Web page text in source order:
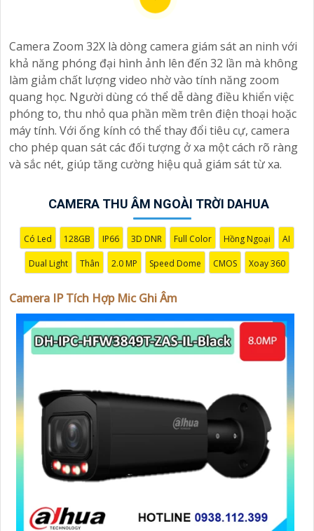
sắc nét. Với công nghệ tiên tiến, sản phẩm này mang
đến khả năng quan sát và nghe rõ ràng mọi hoạt động
xung quanh. Cảm biến chất lượng cao giúp tái tạo màu
sắc chính xác, đồng thời mic ghi âm tích hợp cho phép
người dùng thấu hiểu từng chi tiết với âm thanh sống
động. Sự kết hợp hoàn hảo giữa hình ảnh và âm thanh
không chỉ nâng cao trải nghiệm giám sát mà còn tăng
cường tính hiệu quả trong việc bảo vệ và giám sát tài
này, đồng hành đáng tin cậy để bảo vệ ngôi nhà và
Camera Zoom 32X là dòng camera giám sát an ninh với
khả năng phóng đại hình ảnh lên đến 32 lần mà không
làm giảm chất lượng video nhờ vào tính năng zoom
quang học. Người dùng có thể dễ dàng điều khiển việc
phóng to, thu nhỏ qua phần mềm trên điện thoại hoặc
máy tính. Với ống kính có thể thay đổi tiêu cự, camera
cho phép quan sát các đối tượng ở xa một cách rõ ràng
và sắc nét, giúp tăng cường hiệu quả giám sát từ xa.
CAMERA THU ÂM NGOÀI TRỜI DAHUA
Có Led 128GB IP66 3D DNR Full Color Hồng Ngoại AI
Dual Light Thân 2.0 MP Speed Dome CMOS Xoay 360
Camera IP Tích Hợp Mic Ghi Âm